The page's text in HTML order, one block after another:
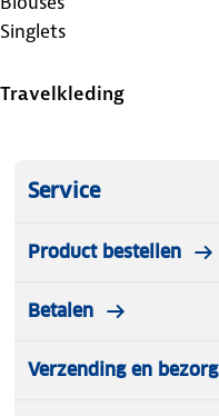
Singlets
Travelkleding
Service
Product bestellen
Betalen
Verzending en